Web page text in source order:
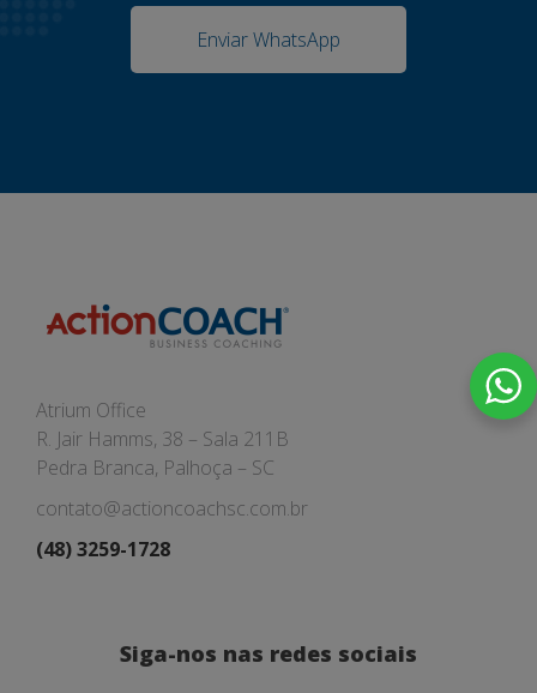
Enviar WhatsApp
Atrium Office
R. Jair Hamms, 38 – Sala 211B
Pedra Branca, Palhoça – SC
contato@actioncoachsc.com.br
(48) 3259-1728
Siga-nos nas redes sociais